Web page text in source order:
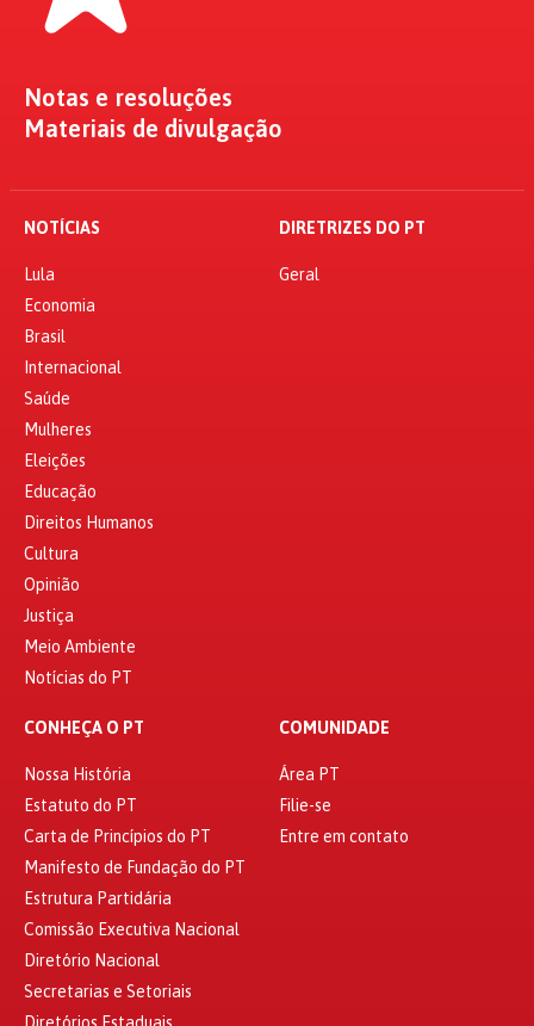
Notas e resoluções
Materiais de divulgação
NOTÍCIAS
Lula
Economia
Brasil
Internacional
Saúde
Mulheres
Eleições
Educação
Direitos Humanos
Cultura
Opinião
Justiça
Meio Ambiente
Notícias do PT
DIRETRIZES DO PT
Geral
CONHEÇA O PT
Nossa História
Estatuto do PT
Carta de Princípios do PT
Manifesto de Fundação do PT
Estrutura Partidária
Comissão Executiva Nacional
Diretório Nacional
Secretarias e Setoriais
Diretórios Estaduais
COMUNIDADE
Área PT
Filie-se
Entre em contato